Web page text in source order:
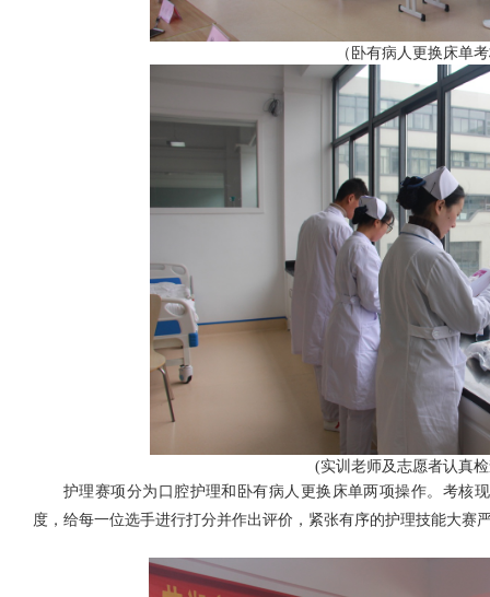
（卧有病 人更换床单
(实训老师及志愿者认真
护理赛项分为口腔护理和卧有病人更换床单两项操作。考核
度，给每一位选手进行打分并作出评价，紧张有序的护理技能大赛